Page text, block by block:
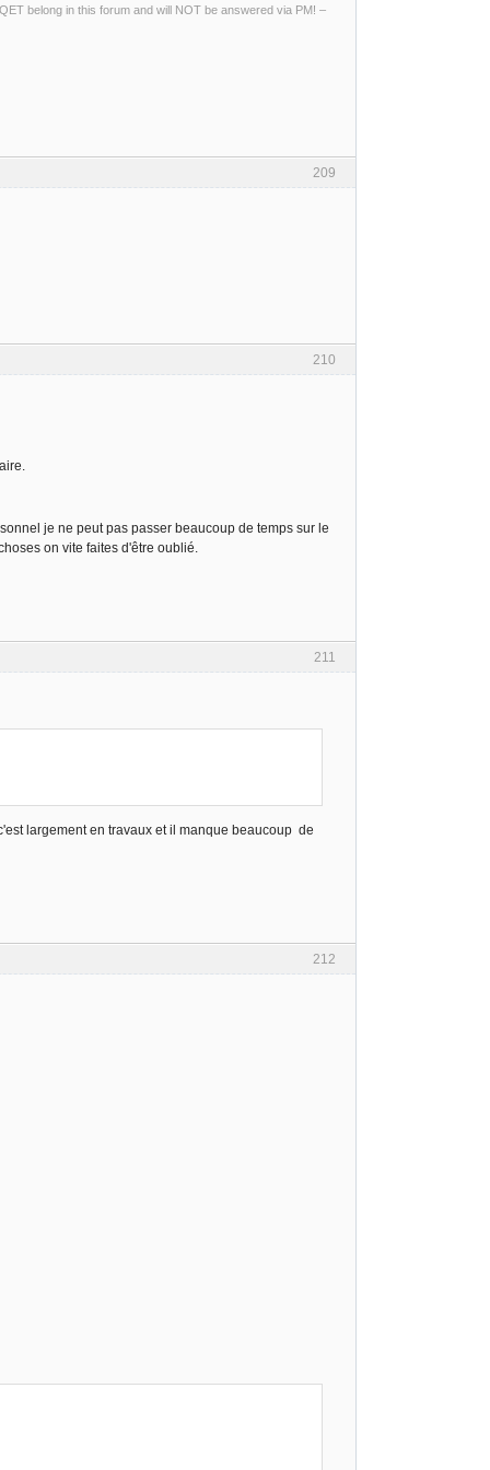
belong in this forum and will NOT be answered via PM! –
209
210
je ne peut pas passer beaucoup de temps sur le
on vite faites d'être oublié.
211
largement en travaux et il manque beaucoup de
212